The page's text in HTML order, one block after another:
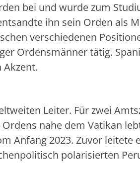
bei und wurde zum
ihn sein Orden als
verschiedenen
Ordensmänner tätig.
Leiter. Für zwei
nahe dem Vatikan
Anfang 2023. Zuvor leitete
polarisierten